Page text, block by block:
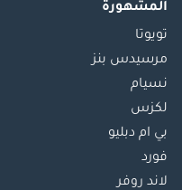
المشهورة
تويوتا
مرسيدس بنز
نسيام
لكزس
بي ام دبليو
فورد
لاند روفر